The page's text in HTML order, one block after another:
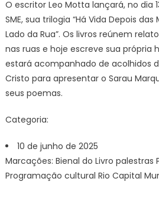
O escritor Leo Motta lançará, no dia
SME, sua trilogia “Há Vida Depois
Lado da Rua”. Os livros reúnem
nas ruas e hoje escreve sua própria
estará acompanhado de acolhidos
Cristo para apresentar o Sarau
seus poemas.
Categoria:
10 de junho de 2025
Marcações: Bienal do Livro palestras
Programação cultural Rio Capital